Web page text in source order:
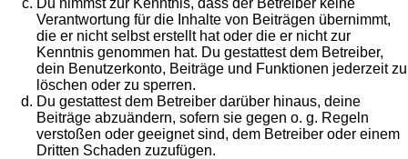
Verantwortung für die Inhalte von Beiträgen übernimmt,
die er nicht selbst erstellt hat oder die er nicht zur
Kenntnis genommen hat. Du gestattest dem Betreiber,
dein Benutzerkonto, Beiträge und Funktionen jederzeit zu
löschen oder zu sperren.
Du gestattest dem Betreiber darüber hinaus, deine
Beiträge abzuändern, sofern sie gegen o. g. Regeln
verstoßen oder geeignet sind, dem Betreiber oder einem
Dritten Schaden zuzufügen.